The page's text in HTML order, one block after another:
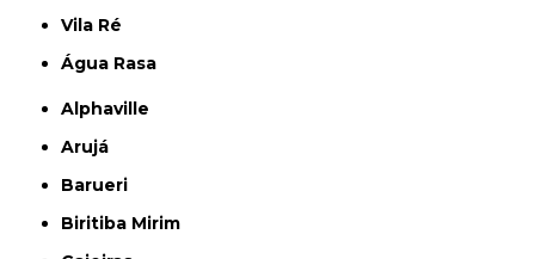
Vila Ré
Água Rasa
Alphaville
Arujá
Barueri
Biritiba Mirim